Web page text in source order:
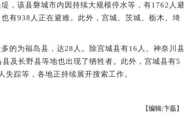
，该县磐城市内因持续大规模停水等，有1762人避
有938人正在避难。此外，宫城、茨城、栃木、埼
为福岛县，达28人。除宫城县有16人、神奈川县
及长野县等地也出现了牺牲者。此外，宫城县有5
失踪等，各地正持续展开搜索工作。
【编辑:卞磊】